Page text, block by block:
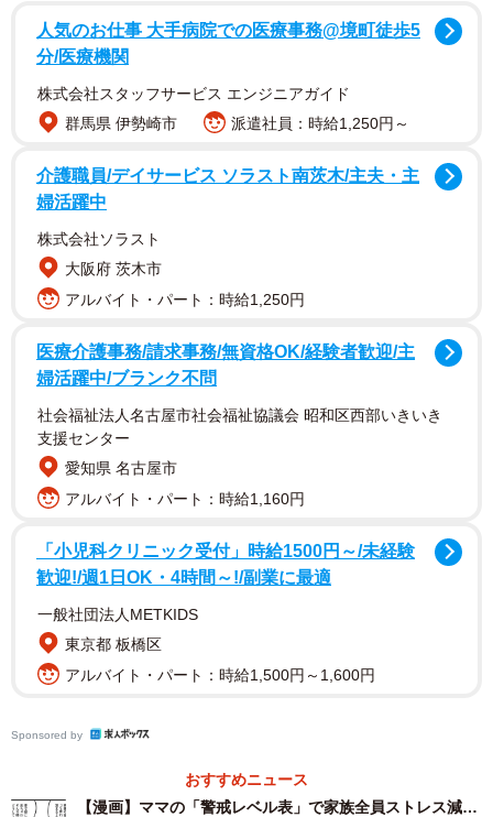
人気のお仕事 大手病院での医療事務@境町徒歩5
分/医療機関
株式会社スタッフサービス エンジニアガイド
群馬県 伊勢崎市
派遣社員：時給1,250円～
介護職員/デイサービス ソラスト南茨木/主夫・主
婦活躍中
株式会社ソラスト
大阪府 茨木市
アルバイト・パート：時給1,250円
医療介護事務/請求事務/無資格OK/経験者歓迎/主
婦活躍中/ブランク不問
社会福祉法人名古屋市社会福祉協議会 昭和区西部いきいき
支援センター
愛知県 名古屋市
アルバイト・パート：時給1,160円
「小児科クリニック受付」時給1500円～/未経験
歓迎!/週1日OK・4時間～!/副業に最適
一般社団法人METKIDS
東京都 板橋区
アルバイト・パート：時給1,500円～1,600円
Sponsored by
おすすめニュース
【漫画】ママの「警戒レベル表」で家族全員ストレス減…